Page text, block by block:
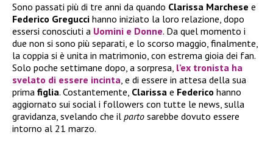
Sono passati più di tre anni da quando Clarissa Marchese e
Federico Gregucci hanno iniziato la loro relazione, dopo
essersi conosciuti a Uomini e Donne. Da quel momento i
due non si sono più separati, e lo scorso maggio, finalmente,
la coppia si è unita in matrimonio, con estrema gioia dei fan.
Solo poche settimane dopo, a sorpresa, l’ex tronista ha
svelato di essere incinta, e di essere in attesa della sua
prima figlia. Costantemente, Clarissa e Federico hanno
aggiornato sui social i followers con tutte le news, sulla
gravidanza, svelando che il parto sarebbe dovuto essere
intorno al 21 marzo.